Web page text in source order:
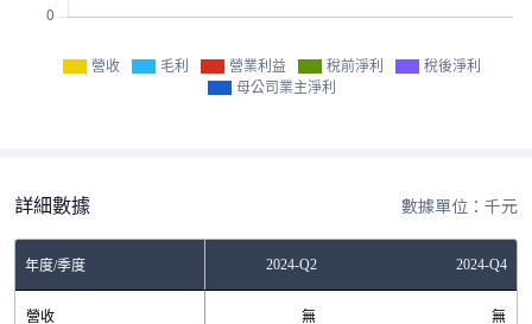
營收 毛利 營業利益 稅前淨利
稅後淨利
母公司業主淨利
詳細數據 數據單位：千元
年度/季度2023-Q4 2024-Q2 2024-Q4
營收 無 無